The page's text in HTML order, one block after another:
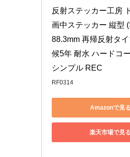
反射ステッカー工房
画中ステッカー 縦型
88.3mm 再帰反射タ
候5年 耐水 ハードコ
シンプル REC
RF0314
Amazonで見る
楽天市場で見る